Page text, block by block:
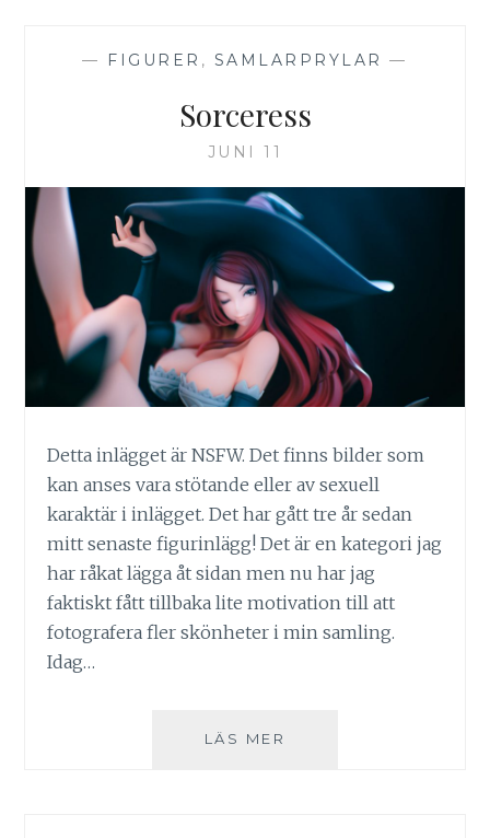
— FIGURER , SAMLARPRYLAR —
Sorceress
JUNI 11
Detta inlägget är NSFW. Det finns bilder som
kan anses vara stötande eller av sexuell
karaktär i inlägget. Det har gått tre år sedan
mitt senaste figurinlägg! Det är en kategori jag
har råkat lägga åt sidan men nu har jag
faktiskt fått tillbaka lite motivation till att
fotografera fler skönheter i min samling.
Idag…
LÄS MER